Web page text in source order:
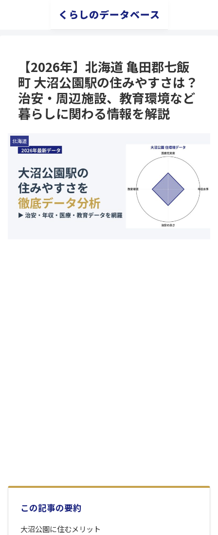
くらしのデータベース
【2026年】北海道 亀田郡七飯
町 大沼公園駅の住みやすさは？
治安・周辺施設、教育環境など
暮らしに関わる情報を解説
北海道
この記事の要約
大沼公園に住むメリット